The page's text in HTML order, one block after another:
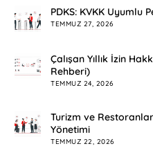
PDKS: KVKK Uyumlu
TEMMUZ 27, 2026
Çalışan Yıllık İzin
Rehberi)
TEMMUZ 24, 2026
Turizm ve
Yönetimi
TEMMUZ 22, 2026